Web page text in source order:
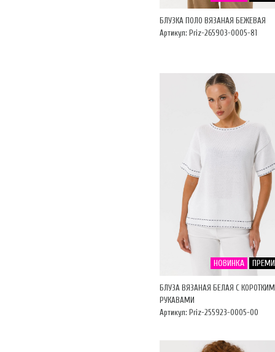
БЛУЗКА ПОЛО ВЯЗАНАЯ БЕЖЕВАЯ
Артикул: Priz-265903-0005-81
НОВИНКА
БЛУЗА ВЯЗАНАЯ БЕЛАЯ С
РУКАВАМИ
Артикул: Priz-255923-0005-00